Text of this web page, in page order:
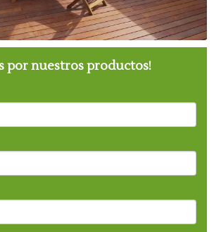
por nuestros productos!